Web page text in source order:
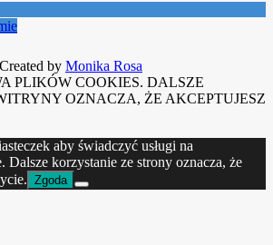
Created by Monika Rosa
PLIKÓW COOKIES. DALSZE
OZNACZA, ŻE AKCEPTUJESZ
aby świadczyć usługi na
Dalsze korzystanie ze strony oznacza, że
Zgoda